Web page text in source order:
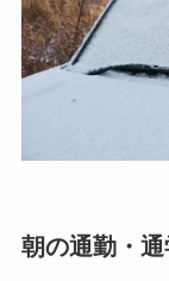
朝の通勤・